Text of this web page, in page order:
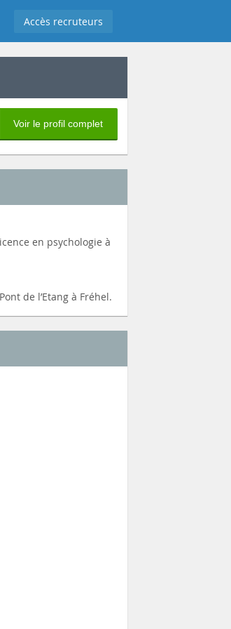
Accès recruteurs
Voir le profil complet
en psychologie à
de l’Etang à Fréhel.